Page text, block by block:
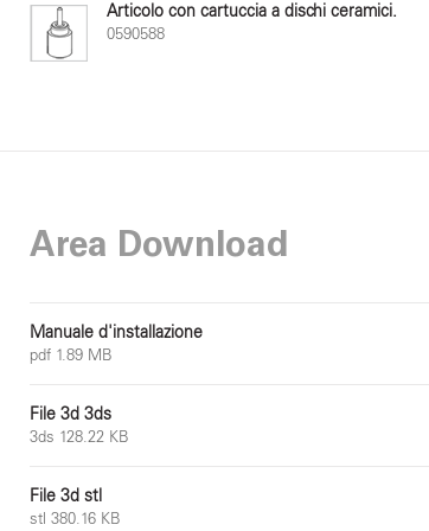
Articolo con cartuccia a dischi ceramici.
0590588
Area Download
Manuale d'installazione
pdf 1.89 MB
File 3d 3ds
3ds 128.22 KB
File 3d stl
stl 380.16 KB